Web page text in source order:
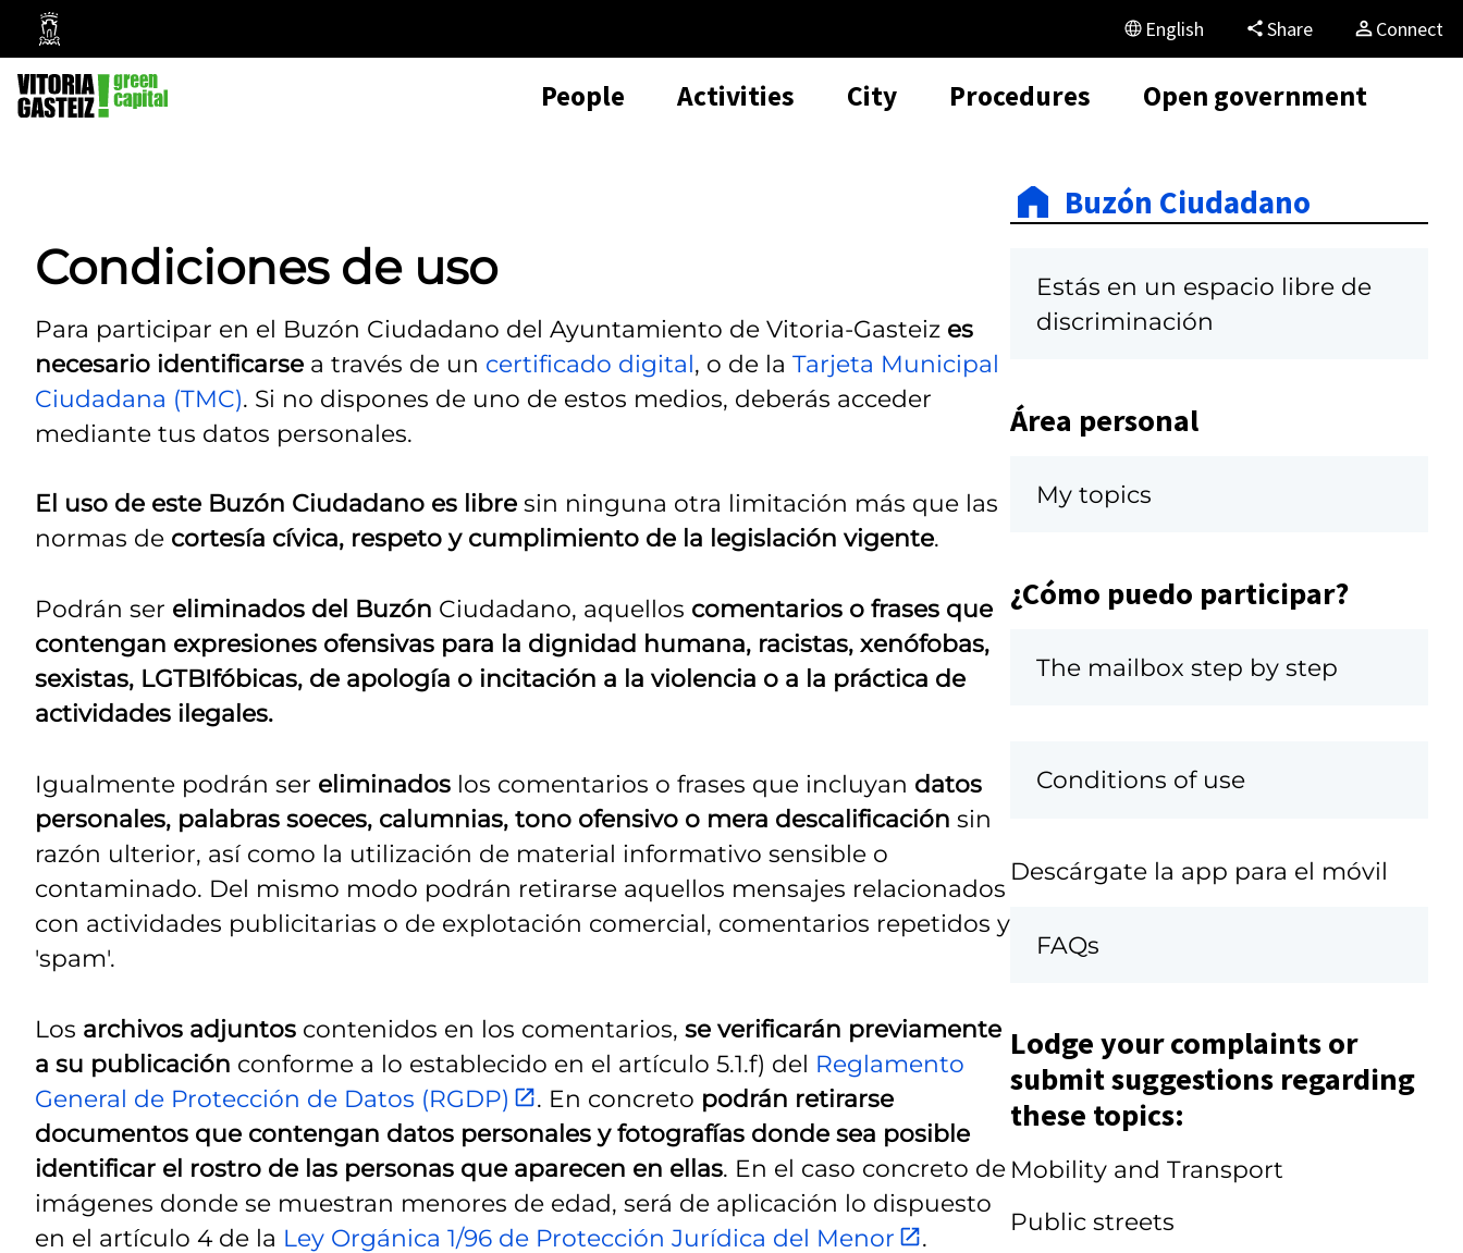
Vitoria-
Gasteiz
City
Council
English Share Connect
People Activities City Procedures Open government
Condiciones de uso
Para participar en el Buzón Ciudadano del Ayuntamiento de Vitoria-Gasteiz es
necesario identificarse a través de un certificado digital, o de la Tarjeta Municipal
Ciudadana (TMC). Si no dispones de uno de estos medios, deberás acceder
mediante tus datos personales.
El uso de este Buzón Ciudadano es libre sin ninguna otra limitación más que las
normas de cortesía cívica, respeto y cumplimiento de la legislación vigente.
Podrán ser eliminados del Buzón Ciudadano, aquellos comentarios o frases que
contengan expresiones ofensivas para la dignidad humana, racistas, xenófobas,
sexistas, LGTBIfóbicas, de apología o incitación a la violencia o a la práctica de
actividades ilegales.
Igualmente podrán ser eliminados los comentarios o frases que incluyan datos
personales, palabras soeces, calumnias, tono ofensivo o mera descalificación sin
razón ulterior, así como la utilización de material informativo sensible o
contaminado. Del mismo modo podrán retirarse aquellos mensajes relacionados
con actividades publicitarias o de explotación comercial, comentarios repetidos y
'spam'.
Los archivos adjuntos contenidos en los comentarios, se verificarán previamente
a su publicación conforme a lo establecido en el artículo 5.1.f) del Reglamento
General de Protección de Datos (RGDP)
. En concreto podrán retirarse
documentos que contengan datos personales y fotografías donde sea posible
identificar el rostro de las personas que aparecen en ellas. En el caso concreto de
imágenes donde se muestran menores de edad, será de aplicación lo dispuesto
en el artículo 4 de la Ley Orgánica 1/96 de Protección Jurídica del Menor
.
Buzón Ciudadano
Estás en un espacio libre de
discriminación
Área personal
My topics
¿Cómo puedo participar?
The mailbox step by step
Conditions of use
Descárgate la app para el móvil
FAQs
Lodge your complaints or
submit suggestions regarding
these topics:
Mobility and Transport
Public streets